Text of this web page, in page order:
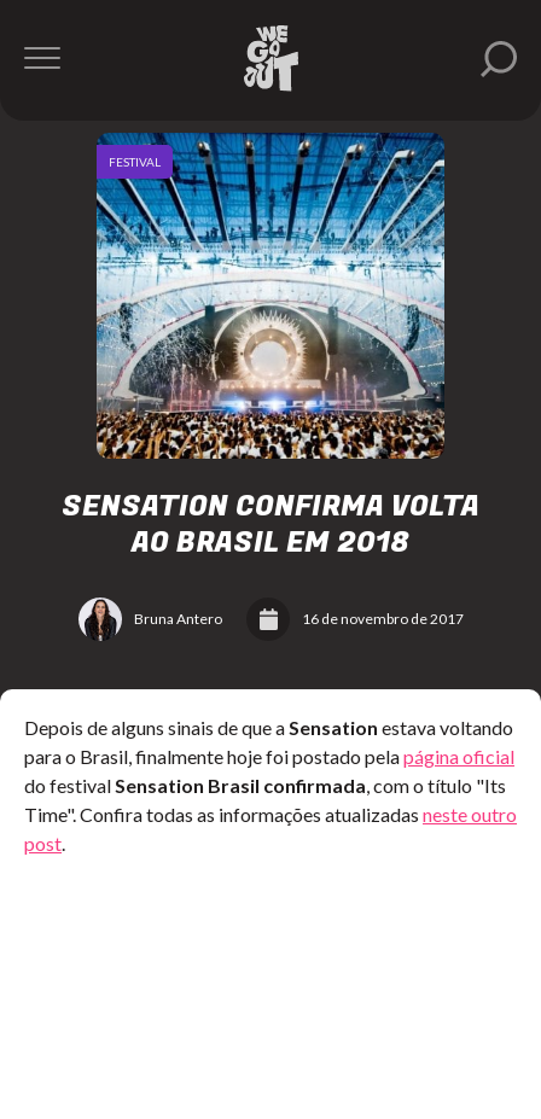
SENSATION CONFIRMA VOLTA
AO BRASIL EM 2018
Bruna Antero 16 de novembro de 2017
FESTIVAL
Depois de alguns sinais de que aSensation estava voltando
para o Brasil, finalmente hoje foi postado pelapágina oficial
do festivalSensation Brasil confirmada, com o título "Its
Time". Confira todas as informações atualizadas neste outro
post.